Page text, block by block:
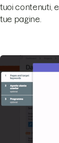
tuoi contenuti,
tue pagine.